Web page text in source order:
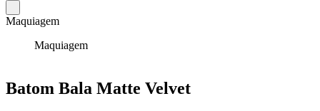
Maquiagem
Maquiagem
Batom Bala Matte Velvet